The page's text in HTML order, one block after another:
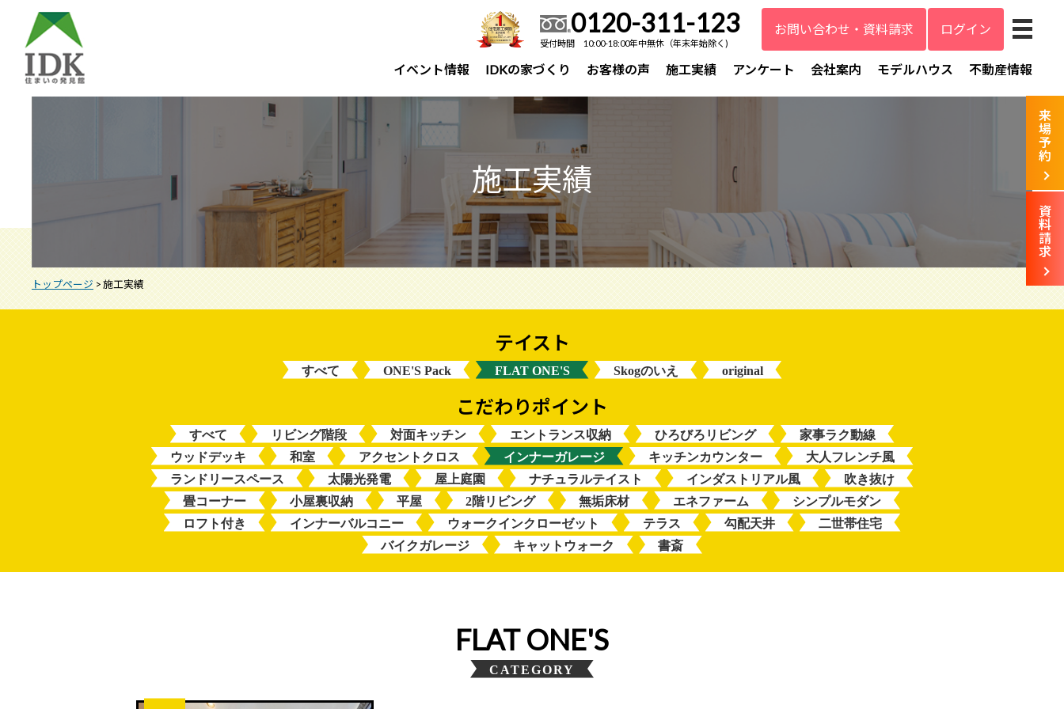
0120-311-123
受付時間 10:00-18:00年中無休（年末年始除く)
お問い合わせ・資料請求 ログイン
イベント情報 IDKの家づくり お客様の声 施工実績 アンケート 会社案内 モデルハウス 不動産情報
来
場
予
約
資
料
請
求
施工実績
トップページ > 施工実績
すべて ONE'S Pack FLAT ONE'S Skogのいえ original
すべて リビング階段 対面キッチン エントランス収納 ひろびろリビング
家事ラク動線
ウッドデッキ
和室 アクセントクロス インナーガレージ キッチンカウンター
大人フレンチ風
ランドリースペース
太陽光発電 屋上庭園 ナチュラルテイスト インダストリアル風
吹き抜け
畳コーナー
小屋裏収納 平屋 2階リビング 無垢床材 エネファーム
シンプルモダン
ロフト付き
インナーバルコニー ウォークインクローゼット テラス 勾配天井
二世帯住宅
バイクガレージ
キャットウォーク 書斎
FLAT ONE'S
CATEGORY